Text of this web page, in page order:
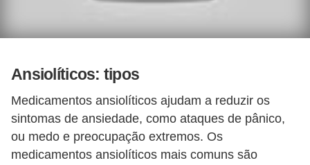
Ansiolíticos: tipos
Medicamentos ansiolíticos ajudam a reduzir os
sintomas de ansiedade, como ataques de pânico,
ou medo e preocupação extremos. Os
medicamentos ansiolíticos mais comuns são